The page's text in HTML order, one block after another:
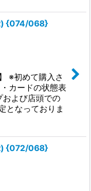
{074/068}
※初めて購入さ
カードの状態表
よび店頭での
となっておりま
{072/068}